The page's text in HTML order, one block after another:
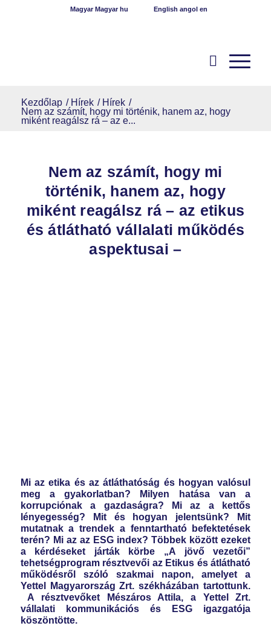
Magyar Magyar hu English angol en
Kezdőlap / Hírek / Hírek /
Nem az számít, hogy mi történik, hanem az, hogy
miként reagálsz rá – az e...
Nem az számít, hogy mi
történik, hanem az, hogy
miként reagálsz rá – az etikus
és átlátható vállalati működés
aspektusai –
Mi az etika és az átláthatóság és hogyan valósul
meg a gyakorlatban? Milyen hatása van a
korrupciónak a gazdaságra? Mi az a kettős
lényegesség? Mit és hogyan jelentsünk? Mit
mutatnak a trendek a fenntartható befektetések
terén? Mi az az ESG index?Többek között ezeket
a kérdéseket járták körbe „A jövő vezetői”
tehetségprogram résztvevői az Etikus és átlátható
működésről szóló szakmai napon, amelyet a
Yettel Magyarország Zrt. székházában tartottunk.
A résztvevőket Mészáros Attila, a Yettel Zrt.
vállalati kommunikációs és ESG igazgatója
köszöntötte.